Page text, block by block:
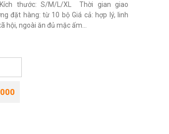
thước: S/M/L/XL Thời gian giao
đặt hàng: từ 10 bộ Giá cả: hợp lý, linh
hội, ngoài ăn đủ mặc ấm...